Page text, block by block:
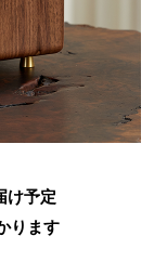
け予定
ります